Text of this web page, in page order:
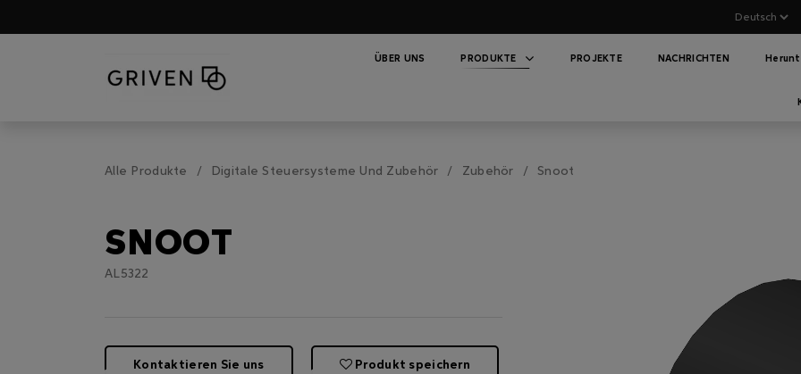
ÜBER UNS PRODUKTE PROJEKTE NACHRICHTEN
Alle Produkte Digitale Steuersysteme Und Zubehör Zubehör Snoot
SNOOT
AL5322
Kontaktieren Sie uns Produkt speichern